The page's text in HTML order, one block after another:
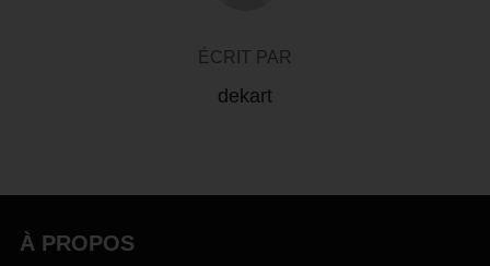
ÉCRIT PAR
dekart
À PROPOS